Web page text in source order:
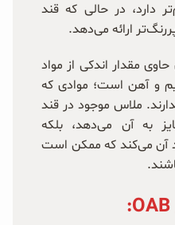
دارد، در حالی که قند
ارائه می‌دهد.
مقدار اندکی از مواد
و آهن است؛ موادی که
ملاس موجود در قند
به آن می‌دهد، بلکه
آن می‌کند که ممکن است